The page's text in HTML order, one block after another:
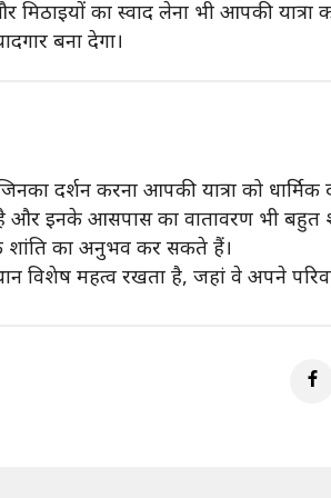
का स्वाद लेना भी आपकी यात्रा
बना देगा।
दर्शन करना आपकी यात्रा को
और इनके आसपास का वातावरण भी बहुत
शांति का अनुभव कर सकते हैं।
विशेष महत्व रखता है, जहां वे अपने